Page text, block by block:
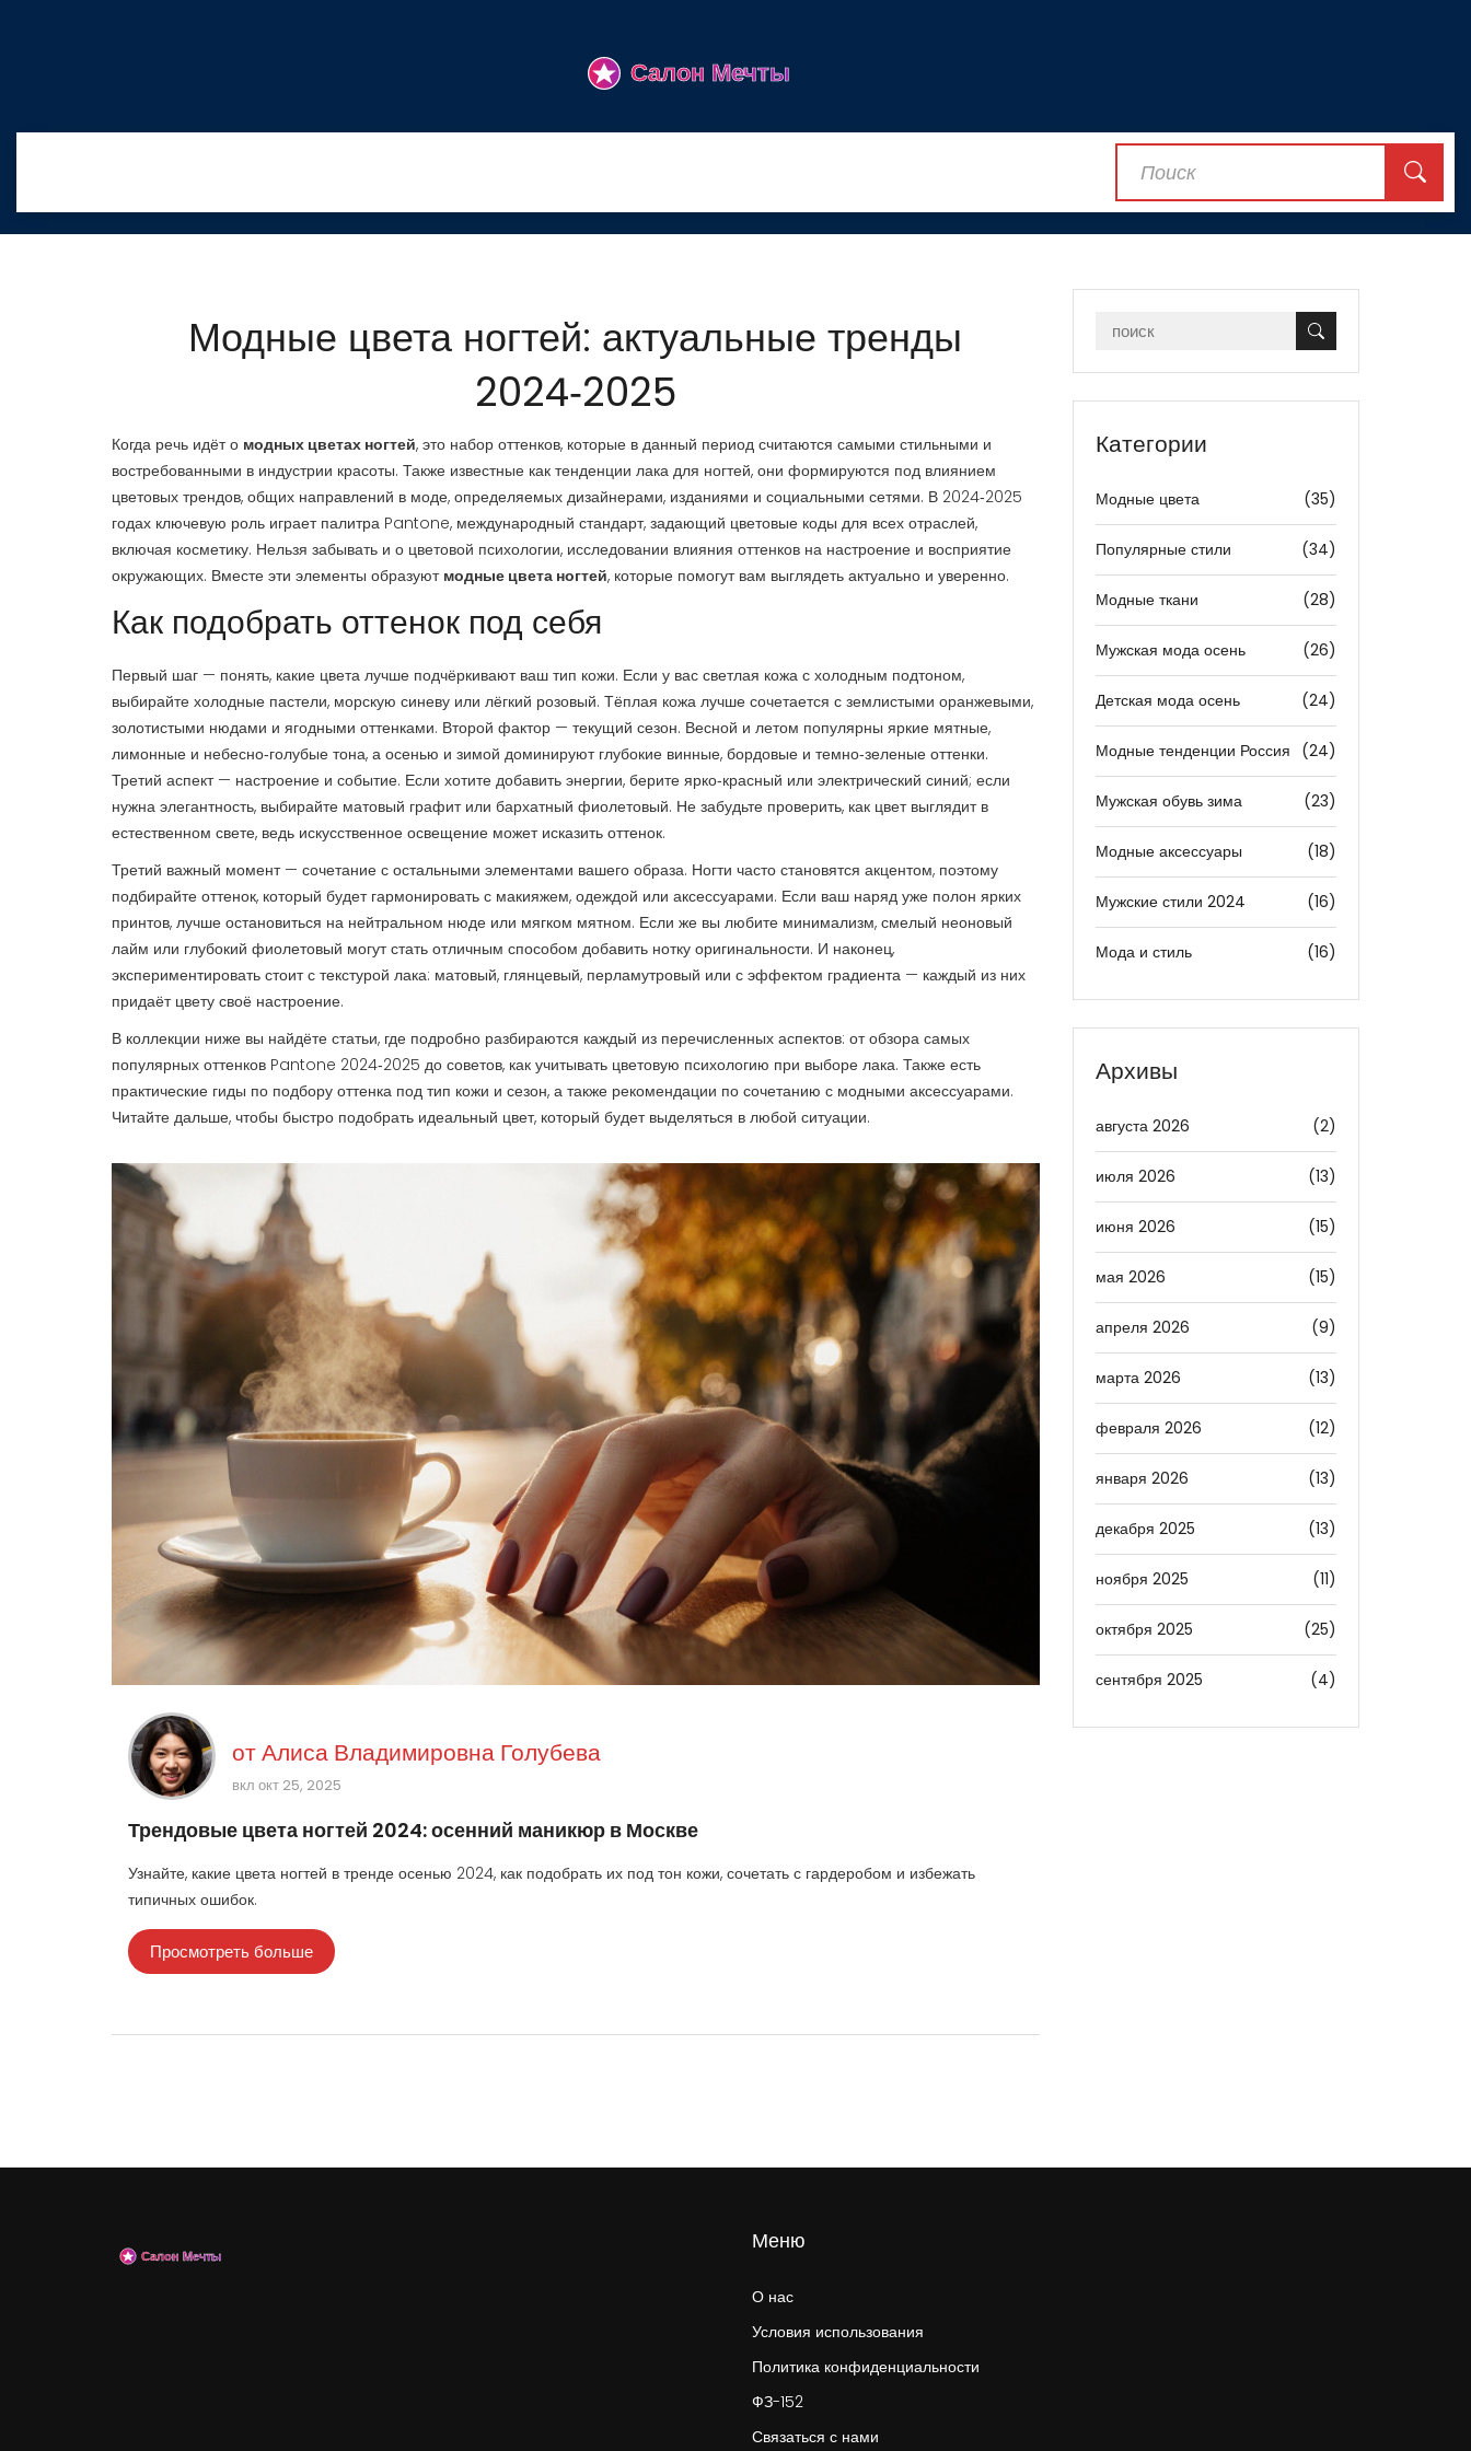
Модные цвета ногтей: актуальные тренды
2024‑2025
Когда речь идёт о модных цветах ногтей, это набор оттенков, которые в данный период считаются самыми стильными и
востребованными в индустрии красоты. Также известные как тенденции лака для ногтей, они формируются под влиянием
цветовых трендов, общих направлений в моде, определяемых дизайнерами, изданиями и социальными сетями. В 2024‑2025
годах ключевую роль играет палитра Pantone, международный стандарт, задающий цветовые коды для всех отраслей,
включая косметику. Нельзя забывать и о цветовой психологии, исследовании влияния оттенков на настроение и восприятие
окружающих. Вместе эти элементы образуют модные цвета ногтей, которые помогут вам выглядеть актуально и уверенно.
Как подобрать оттенок под себя
Первый шаг — понять, какие цвета лучше подчёркивают ваш тип кожи. Если у вас светлая кожа с холодным подтоном,
выбирайте холодные пастели, морскую синеву или лёгкий розовый. Тёплая кожа лучше сочетается с землистыми оранжевыми,
золотистыми нюдами и ягодными оттенками. Второй фактор — текущий сезон. Весной и летом популярны яркие мятные,
лимонные и небесно‑голубые тона, а осенью и зимой доминируют глубокие винные, бордовые и темно‑зеленые оттенки.
Третий аспект — настроение и событие. Если хотите добавить энергии, берите ярко‑красный или электрический синий; если
нужна элегантность, выбирайте матовый графит или бархатный фиолетовый. Не забудьте проверить, как цвет выглядит в
естественном свете, ведь искусственное освещение может исказить оттенок.
Третий важный момент — сочетание с остальными элементами вашего образа. Ногти часто становятся акцентом, поэтому
подбирайте оттенок, который будет гармонировать с макияжем, одеждой или аксессуарами. Если ваш наряд уже полон ярких
принтов, лучше остановиться на нейтральном нюде или мягком мятном. Если же вы любите минимализм, смелый неоновый
лайм или глубокий фиолетовый могут стать отличным способом добавить нотку оригинальности. И наконец,
экспериментировать стоит с текстурой лака: матовый, глянцевый, перламутровый или с эффектом градиента — каждый из них
придаёт цвету своё настроение.
В коллекции ниже вы найдёте статьи, где подробно разбираются каждый из перечисленных аспектов: от обзора самых
популярных оттенков Pantone 2024‑2025 до советов, как учитывать цветовую психологию при выборе лака. Также есть
практические гиды по подбору оттенка под тип кожи и сезон, а также рекомендации по сочетанию с модными аксессуарами.
Читайте дальше, чтобы быстро подобрать идеальный цвет, который будет выделяться в любой ситуации.
отАлиса Владимировна Голубева
вкл окт 25, 2025
Трендовые цвета ногтей 2024: осенний маникюр в Москве
Узнайте, какие цвета ногтей в тренде осенью 2024, как подобрать их под тон кожи, сочетать с гардеробом и избежать
типичных ошибок.
Просмотреть больше
Категории
Модные цвета (35)
Популярные стили (34)
Модные ткани (28)
Мужская мода осень (26)
Детская мода осень (24)
Модные тенденции Россия (24)
Мужская обувь зима (23)
Модные аксессуары (18)
Мужские стили 2024 (16)
Мода и стиль (16)
Архивы
августа 2026 (2)
июля 2026 (13)
июня 2026 (15)
мая 2026 (15)
апреля 2026 (9)
марта 2026 (13)
февраля 2026 (12)
января 2026 (13)
декабря 2025 (13)
ноября 2025 (11)
октября 2025 (25)
сентября 2025 (4)
Меню
О нас
Условия использования
Политика конфиденциальности
ФЗ-152
Связаться с нами